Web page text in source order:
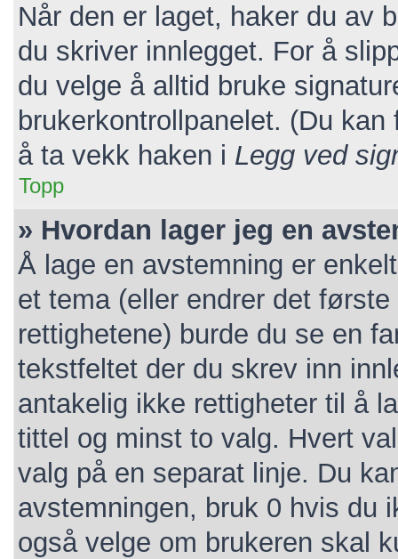
Når den er laget, haker du av
du skriver innlegget. For å
du velge å alltid bruke
brukerkontrollpanelet. (Du
å ta vekk haken i Legg ved
Topp
» Hvordan lager jeg en
Å lage en avstemning er
et tema (eller endrer det
rettighetene) burde du se en
tekstfeltet der du skrev inn
antakelig ikke rettigheter til å
tittel og minst to valg. Hvert
valg på en separat linje. Du
avstemningen, bruk 0 hvis du
også velge om brukeren skal